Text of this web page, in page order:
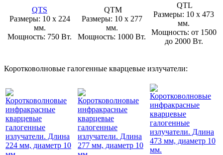
QTS
Размеры: 10 x 224
мм.
Мощность: 750 Вт.
QTM
Размеры: 10 x 277
мм.
Мощность: 1000 Вт.
QTL
Размеры: 10 x 473
мм.
Мощность: от 1500
до 2000 Вт.
Коротковолновые галогенные кварцевые излучатели: